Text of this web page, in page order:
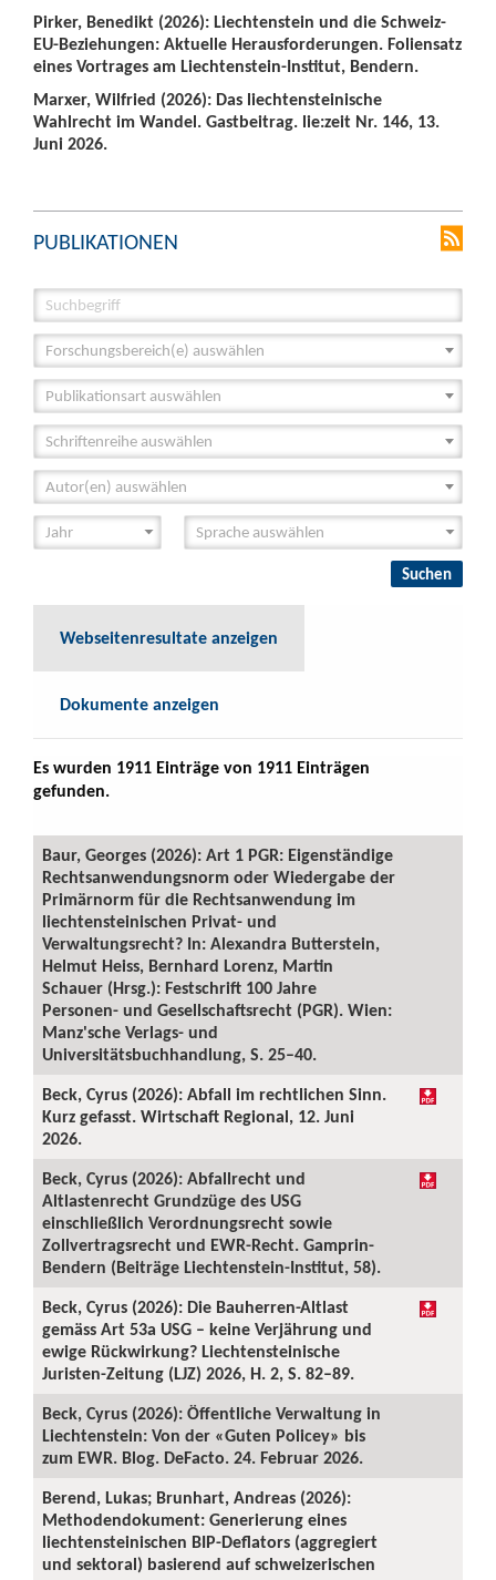
Pirker, Benedikt (2026): Liechtenstein und die Schweiz-
EU-Beziehungen: Aktuelle Herausforderungen. Foliensatz
eines Vortrages am Liechtenstein-Institut, Bendern.
Marxer, Wilfried (2026): Das liechtensteinische
Wahlrecht im Wandel. Gastbeitrag. lie:zeit Nr. 146, 13.
Juni 2026.
PUBLIKATIONEN
Forschungsbereich(e) auswählen
Publikationsart auswählen
Schriftenreihe auswählen
Autor(en) auswählen
Webseitenresultate anzeigen
Dokumente anzeigen
Es wurden 1911 Einträge von 1911 Einträgen
gefunden.
Baur, Georges (2026): Art 1 PGR: Eigenständige
Rechtsanwendungsnorm oder Wiedergabe der
Primärnorm für die Rechtsanwendung im
liechtensteinischen Privat- und
Verwaltungsrecht? In: Alexandra Butterstein,
Helmut Heiss, Bernhard Lorenz, Martin
Schauer (Hrsg.): Festschrift 100 Jahre
Personen- und Gesellschaftsrecht (PGR). Wien:
Manz'sche Verlags- und
Universitätsbuchhandlung, S. 25–40.
Beck, Cyrus (2026): Abfall im rechtlichen Sinn.
Kurz gefasst. Wirtschaft Regional, 12. Juni
2026.
Beck, Cyrus (2026): Abfallrecht und
Altlastenrecht Grundzüge des USG
einschließlich Verordnungsrecht sowie
Zollvertragsrecht und EWR-Recht. Gamprin-
Bendern (Beiträge Liechtenstein-Institut, 58).
Beck, Cyrus (2026): Die Bauherren-Altlast
gemäss Art 53a USG – keine Verjährung und
ewige Rückwirkung? Liechtensteinische
Juristen-Zeitung (LJZ) 2026, H. 2, S. 82–89.
Beck, Cyrus (2026): Öffentliche Verwaltung in
Liechtenstein: Von der «Guten Policey» bis
zum EWR. Blog. DeFacto. 24. Februar 2026.
Berend, Lukas; Brunhart, Andreas (2026):
Methodendokument: Generierung eines
liechtensteinischen BIP-Deflators (aggregiert
und sektoral) basierend auf schweizerischen